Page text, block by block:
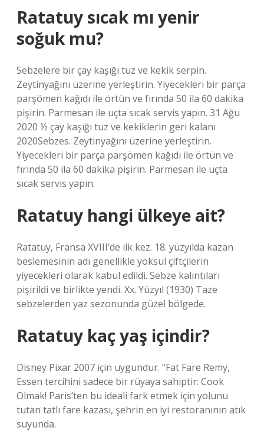
Ratatuy sıcak mı yenir
soğuk mu?
Sebzelere bir çay kaşığı tuz ve kekik serpin.
Zeytinyağını üzerine yerleştirin. Yiyecekleri bir parça
parşömen kağıdı ile örtün ve fırında 50 ila 60 dakika
pişirin. Parmesan ile uçta sıcak servis yapın. 31 Ağu
2020 ½ çay kaşığı tuz ve kekiklerin geri kalanı
2020Sebzes. Zeytinyağını üzerine yerleştirin.
Yiyecekleri bir parça parşömen kağıdı ile örtün ve
fırında 50 ila 60 dakika pişirin. Parmesan ile uçta
sıcak servis yapın.
Ratatuy hangi ülkeye ait?
Ratatuy, Fransa XVIII’de ilk kez. 18. yüzyılda kazan
beslemesinin adı genellikle yoksul çiftçilerin
yiyecekleri olarak kabul edildi. Sebze kalıntıları
pişirildi ve birlikte yendi. Xx. Yüzyıl (1930) Taze
sebzelerden yaz sezonunda güzel bölgede.
Ratatuy kaç yaş içindir?
Disney Pixar 2007 için uygundur. “Fat Fare Remy,
Essen tercihini sadece bir rüyaya sahiptir: Cook
Olmak! Paris’ten bu ideali fark etmek için yolunu
tutan tatlı fare kazası, şehrin en iyi restoranının atık
suyunda.